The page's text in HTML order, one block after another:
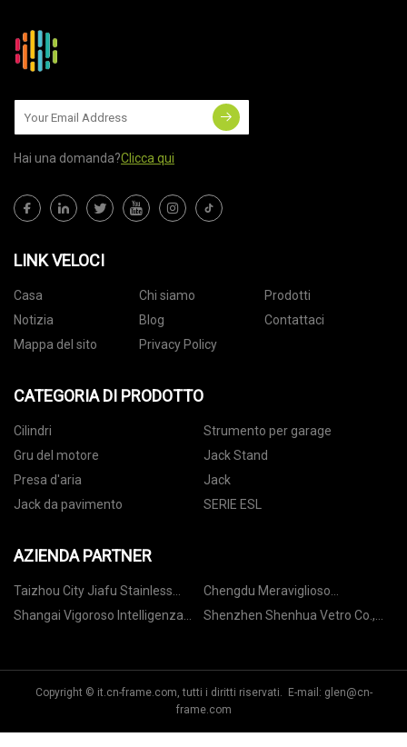
Hai una domanda?Clicca qui
LINK VELOCI
Casa Chi siamo
Prodotti
Notizia
Blog
Contattaci
Mappa del sito
Privacy Policy
CATEGORIA DI PRODOTTO
Cilindri
Strumento per garage
Gru del motore
Jack Stand
Presa d'aria
Jack
Jack da pavimento
SERIE ESL
AZIENDA PARTNER
Taizhou City Jiafu Stainless
Steel Products Co., Ltd.
Chengdu Meraviglioso
Serendipità Cibo Macchinari Co.,
Shangai Vigoroso Intelligenza
Shenzhen Shenhua Vetro Co.,
Copyright © it.cn-frame.com, tutti i diritti riservati. E-mail: glen@cn-
frame.com